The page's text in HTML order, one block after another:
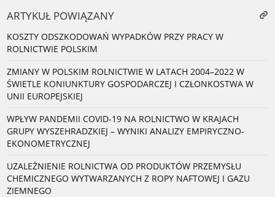
ARTYKUŁ POWIĄZANY
KOSZTY ODSZKODOWAŃ WYPADKÓW PRZY PRACY W
ROLNICTWIE POLSKIM
ZMIANY W POLSKIM ROLNICTWIE W LATACH 2004–2022 W
ŚWIETLE KONIUNKTURY GOSPODARCZEJ I CZŁONKOSTWA W
UNII EUROPEJSKIEJ
WPŁYW PANDEMII COVID-19 NA ROLNICTWO W KRAJACH
GRUPY WYSZEHRADZKIEJ – WYNIKI ANALIZY EMPIRYCZNO-
EKONOMETRYCZNEJ
UZALEŻNIENIE ROLNICTWA OD PRODUKTÓW PRZEMYSŁU
CHEMICZNEGO WYTWARZANYCH Z ROPY NAFTOWEJ I GAZU
ZIEMNEGO